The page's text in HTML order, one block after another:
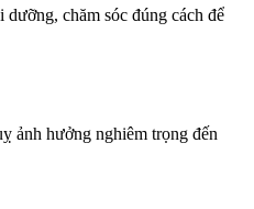
chăm sóc đúng cách để
ảnh hưởng nghiêm trọng đến